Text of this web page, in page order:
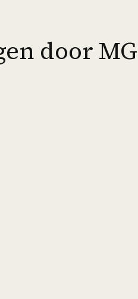
door MG